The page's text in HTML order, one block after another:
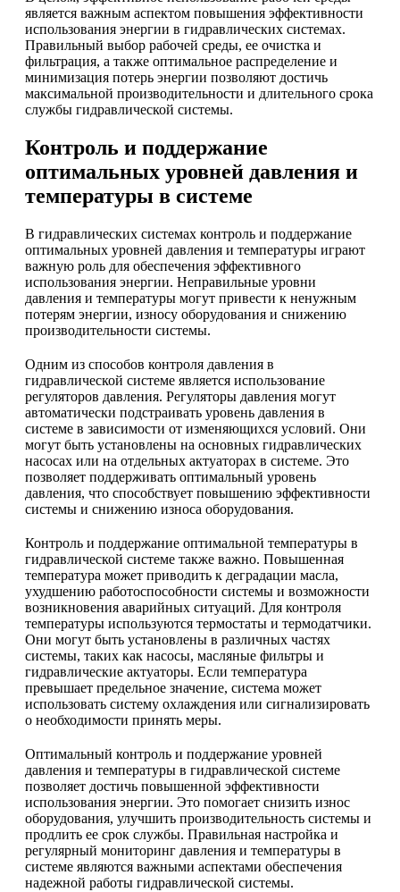
является важным аспектом повышения эффективности
использования энергии в гидравлических системах.
Правильный выбор рабочей среды, ее очистка и
фильтрация, а также оптимальное распределение и
минимизация потерь энергии позволяют достичь
максимальной производительности и длительного срока
службы гидравлической системы.
Контроль и поддержание
оптимальных уровней давления и
температуры в системе
В гидравлических системах контроль и поддержание
оптимальных уровней давления и температуры играют
важную роль для обеспечения эффективного
использования энергии. Неправильные уровни
давления и температуры могут привести к ненужным
потерям энергии, износу оборудования и снижению
производительности системы.
Одним из способов контроля давления в
гидравлической системе является использование
регуляторов давления. Регуляторы давления могут
автоматически подстраивать уровень давления в
системе в зависимости от изменяющихся условий. Они
могут быть установлены на основных гидравлических
насосах или на отдельных актуаторах в системе. Это
позволяет поддерживать оптимальный уровень
давления, что способствует повышению эффективности
системы и снижению износа оборудования.
Контроль и поддержание оптимальной температуры в
гидравлической системе также важно. Повышенная
температура может приводить к деградации масла,
ухудшению работоспособности системы и возможности
возникновения аварийных ситуаций. Для контроля
температуры используются термостаты и термодатчики.
Они могут быть установлены в различных частях
системы, таких как насосы, масляные фильтры и
гидравлические актуаторы. Если температура
превышает предельное значение, система может
использовать систему охлаждения или сигнализировать
о необходимости принять меры.
Оптимальный контроль и поддержание уровней
давления и температуры в гидравлической системе
позволяет достичь повышенной эффективности
использования энергии. Это помогает снизить износ
оборудования, улучшить производительность системы и
продлить ее срок службы. Правильная настройка и
регулярный мониторинг давления и температуры в
системе являются важными аспектами обеспечения
надежной работы гидравлической системы.